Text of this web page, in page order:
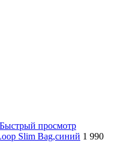
Быстрый просмотр
Slim Bag,синий 1 990